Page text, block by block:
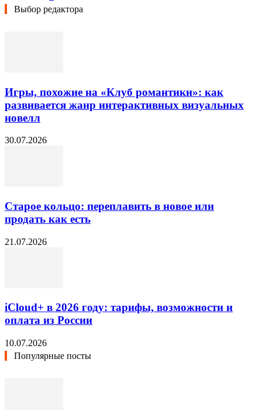
Выбор редактора
Игры, похожие на «Клуб романтики»: как
развивается жанр интерактивных визуальных
новелл
30.07.2026
Старое кольцо: переплавить в новое или
продать как есть
21.07.2026
iCloud+ в 2026 году: тарифы, возможности и
оплата из России
10.07.2026
Популярные посты